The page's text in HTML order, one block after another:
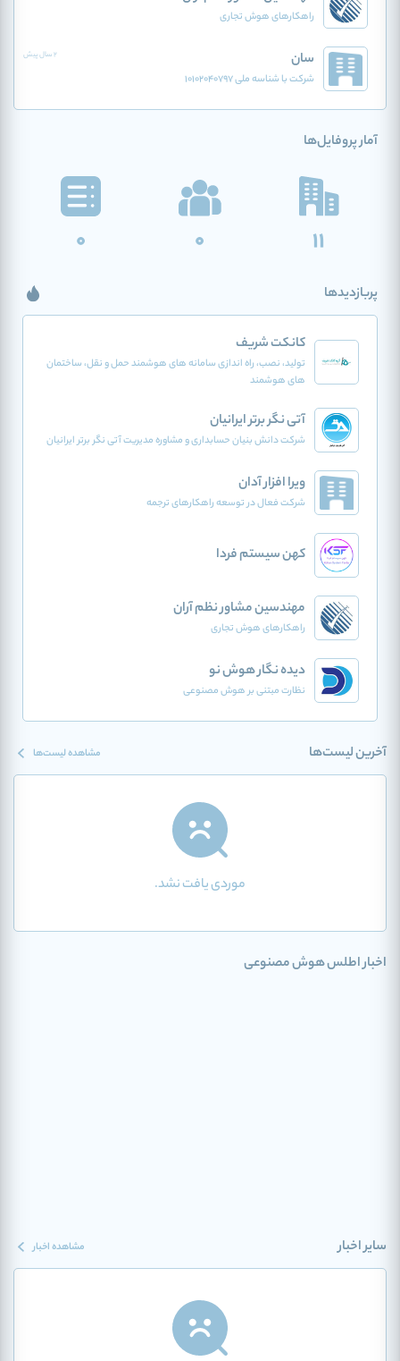
راهکارهای هوش تجاری
سان 2 سال پیش
شرکت با شناسه ملی 10102040797
آمار پروفایل‌ها
11
0
0
پربازدیدها
کانکت شریف
تولید، نصب، راه اندازی سامانه های هوشمند حمل و نقل، ساختمان
های هوشمند
آتی نگر برتر ایرانیان
شرکت دانش بنیان حسابداری و مشاوره مدیریت آتی نگر برتر ایرانیان
ویرا افزار آدان
شرکت فعال در توسعه راهکارهای ترجمه
کهن سیستم فردا
مهندسین مشاور نظم آران
راهکارهای هوش تجاری
دیده نگار هوش نو
نظارت مبتنی بر هوش مصنوعی
آخرین لیست‌ها مشاهده لیست‌ها
موردی یافت نشد.
اخبار اطلس هوش مصنوعی
سایر اخبار مشاهده اخبار